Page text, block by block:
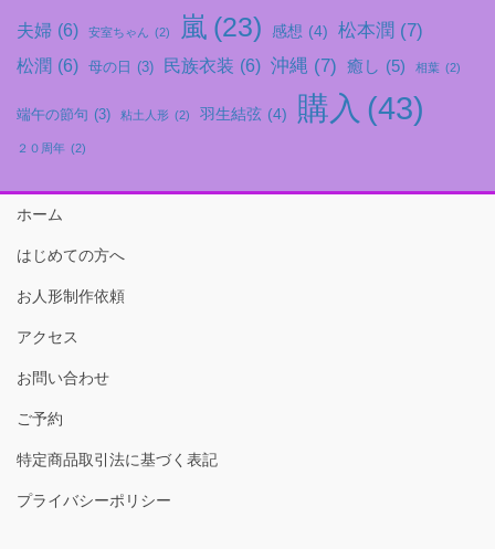
夫婦 (6) 安室ちゃん (2) 嵐 (23) 感想 (4) 松本潤 (7)
松潤 (6) 母の日 (3) 民族衣装 (6) 沖縄 (7) 癒し (5) 相葉 (2)
端午の節句 (3) 粘土人形 (2) 羽生結弦 (4) 購入 (43)
２０周年 (2)
ホーム
はじめての方へ
お人形制作依頼
アクセス
お問い合わせ
ご予約
特定商品取引法に基づく表記
プライバシーポリシー